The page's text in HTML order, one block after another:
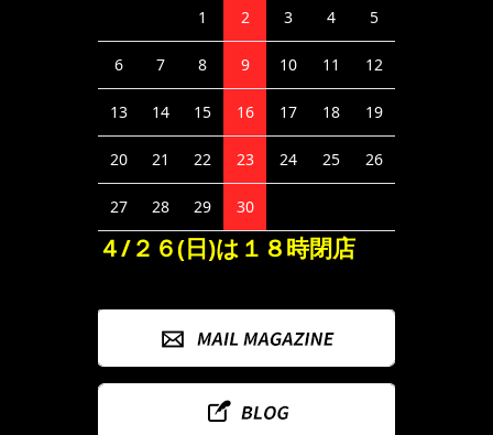
1 2 3 4 5
6 7 8 9 10 11 12
13 14 15 16 17 18 19
20 21 22 23 24 25 26
27 28 29 30
４/２６(日)は１８時閉店